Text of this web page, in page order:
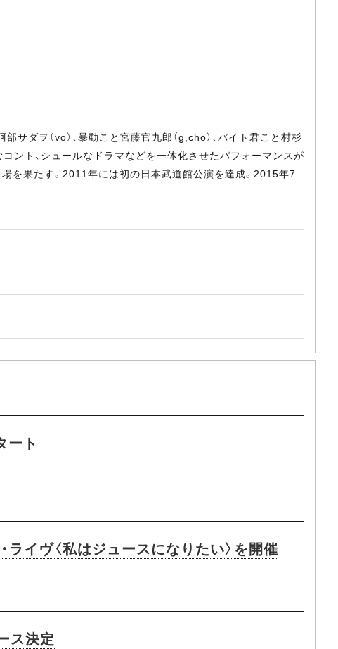
ダヲ（vo）、暴動こと宮藤官九郎（g,cho）、バイト君こと村杉
コント、シュールなドラマなどを一体化させたパフォーマンスが
を果たす。2011年には初の日本武道館公演を達成。2015年7
ート
イヴ〈私はジュースになりたい〉を開催
ス決定